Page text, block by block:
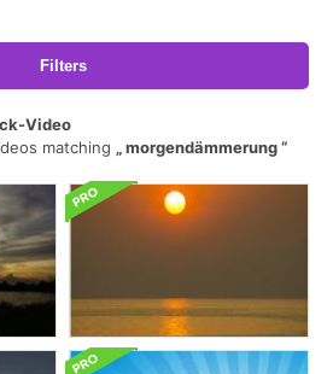
Filters
Video
matching
morgendämmerung